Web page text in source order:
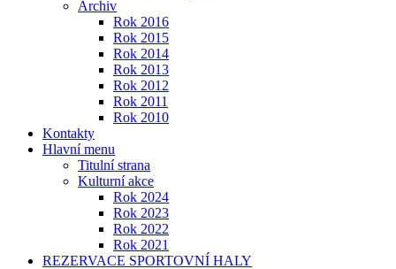
Archiv
Rok 2016
Rok 2015
Rok 2014
Rok 2013
Rok 2012
Rok 2011
Rok 2010
Kontakty
Hlavní menu
Titulní strana
Kulturní akce
Rok 2024
Rok 2023
Rok 2022
Rok 2021
REZERVACE SPORTOVNÍ HALY